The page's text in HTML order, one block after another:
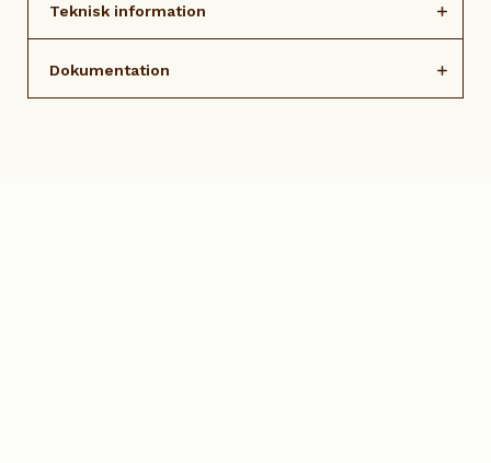
Teknisk information
Dokumentation